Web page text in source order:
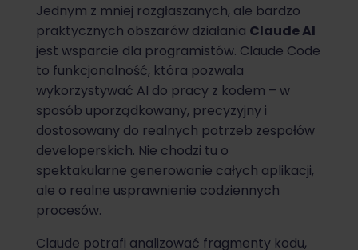
Jednym z mniej rozgłaszanych, ale bardzo
praktycznych obszarów działania Claude AI
jest wsparcie dla programistów. Claude Code
to funkcjonalność, która pozwala
wykorzystywać AI do pracy z kodem – w
sposób uporządkowany, precyzyjny i
dostosowany do realnych potrzeb zespołów
developerskich. Nie chodzi tu o
spektakularne generowanie całych aplikacji,
ale o realne usprawnienie codziennych
procesów.
Claude potrafi analizować fragmenty kodu,